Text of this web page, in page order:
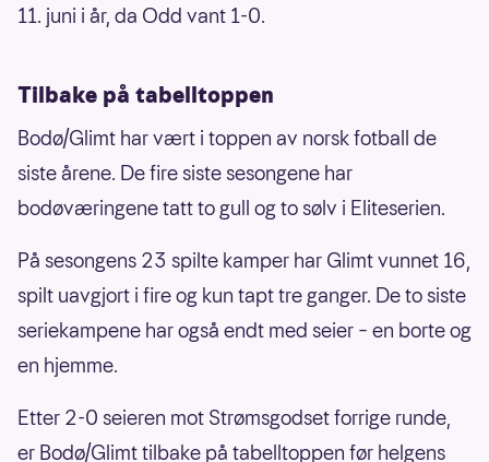
11. juni i år, da Odd vant 1-0.
Tilbake på tabelltoppen
Bodø/Glimt har vært i toppen av norsk fotball de
siste årene. De fire siste sesongene har
bodøværingene tatt to gull og to sølv i Eliteserien.
På sesongens 23 spilte kamper har Glimt vunnet 16,
spilt uavgjort i fire og kun tapt tre ganger. De to siste
seriekampene har også endt med seier – en borte og
en hjemme.
Etter 2-0 seieren mot Strømsgodset forrige runde,
er Bodø/Glimt tilbake på tabelltoppen før helgens